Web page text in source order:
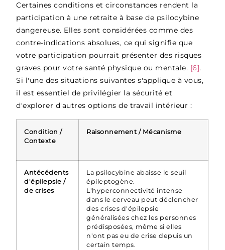
Certaines conditions et circonstances rendent la
participation à une retraite à base de psilocybine
dangereuse. Elles sont considérées comme des
contre-indications absolues, ce qui signifie que
votre participation pourrait présenter des risques
graves pour votre santé physique ou mentale. [6].
Si l'une des situations suivantes s'applique à vous,
il est essentiel de privilégier la sécurité et
d'explorer d'autres options de travail intérieur :
Condition /
Contexte
Raisonnement / Mécanisme
Antécédents
d'épilepsie /
de crises
La psilocybine abaisse le seuil
épileptogène.
L'hyperconnectivité intense
dans le cerveau peut déclencher
des crises d'épilepsie
généralisées chez les personnes
prédisposées, même si elles
n'ont pas eu de crise depuis un
certain temps.